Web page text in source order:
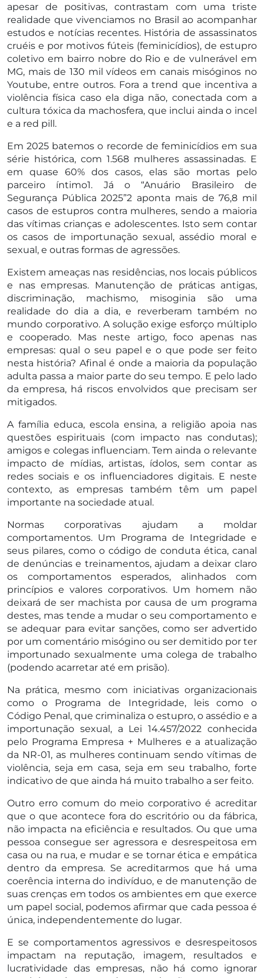
apesar de positivas, contrastam com uma triste
realidade que vivenciamos no Brasil ao acompanhar
estudos e notícias recentes. História de assassinatos
cruéis e por motivos fúteis (feminicídios), de estupro
coletivo em bairro nobre do Rio e de vulnerável em
MG, mais de 130 mil vídeos em canais misóginos no
Youtube, entre outros. Fora a trend que incentiva a
violência física caso ela diga não, conectada com a
cultura tóxica da machosfera, que inclui ainda o incel
e a red pill.
Em 2025 batemos o recorde de feminicídios em sua
série histórica, com 1.568 mulheres assassinadas. E
em quase 60% dos casos, elas são mortas pelo
parceiro íntimo1. Já o “Anuário Brasileiro de
Segurança Pública 2025”2 aponta mais de 76,8 mil
casos de estupros contra mulheres, sendo a maioria
das vítimas crianças e adolescentes. Isto sem contar
os casos de importunação sexual, assédio moral e
sexual, e outras formas de agressões.
Existem ameaças nas residências, nos locais públicos
e nas empresas. Manutenção de práticas antigas,
discriminação, machismo, misoginia são uma
realidade do dia a dia, e reverberam também no
mundo corporativo. A solução exige esforço múltiplo
e cooperado. Mas neste artigo, foco apenas nas
empresas: qual o seu papel e o que pode ser feito
nesta história? Afinal é onde a maioria da população
adulta passa a maior parte do seu tempo. E pelo lado
da empresa, há riscos envolvidos que precisam ser
mitigados.
A família educa, escola ensina, a religião apoia nas
questões espirituais (com impacto nas condutas);
amigos e colegas influenciam. Tem ainda o relevante
impacto de mídias, artistas, ídolos, sem contar as
redes sociais e os influenciadores digitais. E neste
contexto, as empresas também têm um papel
importante na sociedade atual.
Normas corporativas ajudam a moldar
comportamentos. Um Programa de Integridade e
seus pilares, como o código de conduta ética, canal
de denúncias e treinamentos, ajudam a deixar claro
os comportamentos esperados, alinhados com
princípios e valores corporativos. Um homem não
deixará de ser machista por causa de um programa
destes, mas tende a mudar o seu comportamento e
se adequar para evitar sanções, como ser advertido
por um comentário misógino ou ser demitido por ter
importunado sexualmente uma colega de trabalho
(podendo acarretar até em prisão).
Na prática, mesmo com iniciativas organizacionais
como o Programa de Integridade, leis como o
Código Penal, que criminaliza o estupro, o assédio e a
importunação sexual, a Lei 14.457/2022 conhecida
pelo Programa Empresa + Mulheres e a atualização
da NR-01, as mulheres continuam sendo vítimas de
violência, seja em casa, seja em seu trabalho, forte
indicativo de que ainda há muito trabalho a ser feito.
Outro erro comum do meio corporativo é acreditar
que o que acontece fora do escritório ou da fábrica,
não impacta na eficiência e resultados. Ou que uma
pessoa consegue ser agressora e desrespeitosa em
casa ou na rua, e mudar e se tornar ética e empática
dentro da empresa. Se acreditarmos que há uma
coerência interna do indivíduo, e de manutenção de
suas crenças em todos os ambientes em que exerce
um papel social, podemos afirmar que cada pessoa é
única, independentemente do lugar.
E se comportamentos agressivos e desrespeitosos
impactam na reputação, imagem, resultados e
lucratividade das empresas, não há como ignorar